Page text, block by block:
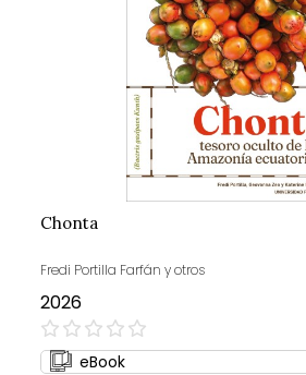
Chonta
Fredi Portilla Farfán y otros
2026
0%
eBook